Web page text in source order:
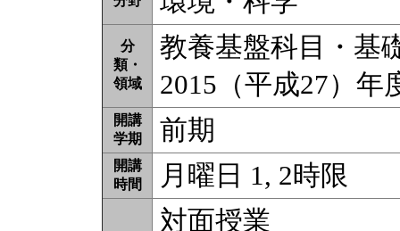
分
類・
領域
教養基盤科目・基
2015（平成27）年
開講
学期
前期
開講
時間
月曜日 1, 2時限
対面授業